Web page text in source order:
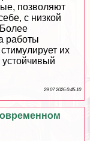
позволяют
с низкой
работы
их
29 07 2026 0:45:10